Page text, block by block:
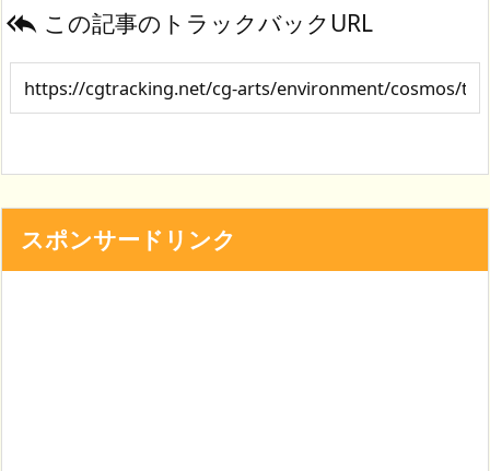
 この記事のトラックバックURL
スポンサードリンク